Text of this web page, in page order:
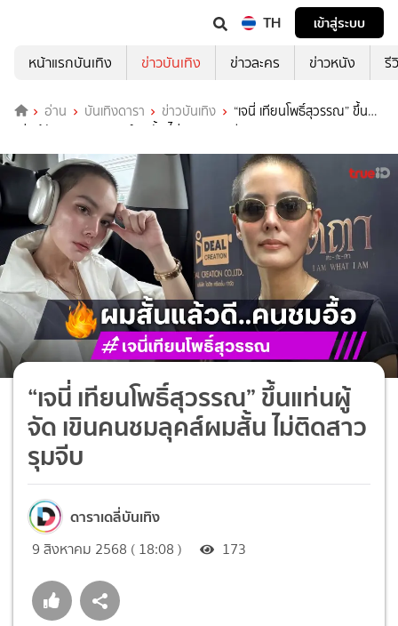
TH
เข้าสู่ระบบ
หน้าแรกบันเทิง
ข่าวบันเทิง ข่าวละคร ข่าวหนัง รี
อ่าน บันเทิงดารา ข่าวบันเทิง
“เจนี่ เทียนโพธิ์สุวรรณ” ขึ้น
แท่นผู้จัด เขินคนชมลุคส์ผมสั้น ไม่ติดสาวรุมจีบ
“เจนี่ เทียนโพธิ์สุวรรณ” ขึ้นแท่นผู้
จัด เขินคนชมลุคส์ผมสั้น ไม่ติดสาว
รุมจีบ
ดาราเดลี่บันเทิง
9 สิงหาคม 2568 ( 18:08 ) 173